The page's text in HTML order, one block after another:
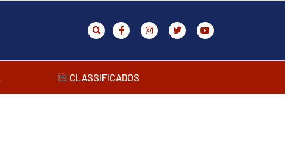
CLASSIFICADOS